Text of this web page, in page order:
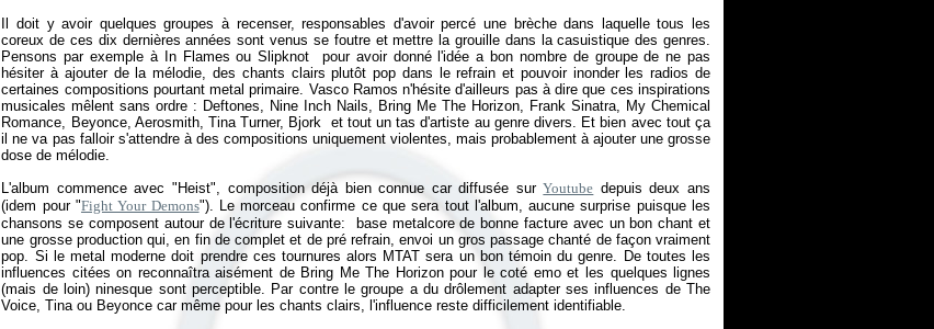
Il doit y avoir quelques groupes à recenser, responsables d'avoir percé une brèche dans laquelle tous les
coreux de ces dix dernières années sont venus se foutre et mettre la grouille dans la casuistique des genres.
Pensons par exemple à In Flames ou Slipknot pour avoir donné l'idée a bon nombre de groupe de ne pas
hésiter à ajouter de la mélodie, des chants clairs plutôt pop dans le refrain et pouvoir inonder les radios de
certaines compositions pourtant metal primaire. Vasco Ramos n'hésite d'ailleurs pas à dire que ces inspirations
musicales mêlent sans ordre : Deftones, Nine Inch Nails, Bring Me The Horizon, Frank Sinatra, My Chemical
Romance, Beyonce, Aerosmith, Tina Turner, Bjork et tout un tas d'artiste au genre divers. Et bien avec tout ça
il ne va pas falloir s'attendre à des compositions uniquement violentes, mais probablement à ajouter une grosse
dose de mélodie.
L'album commence avec "Heist", composition déjà bien connue car diffusée surYoutube depuis deux ans
(idem pour "Fight Your Demons"). Le morceau confirme ce que sera tout l'album, aucune surprise puisque les
chansons se composent autour de l'écriture suivante: base metalcore de bonne facture avec un bon chant et
une grosse production qui, en fin de complet et de pré refrain, envoi un gros passage chanté de façon vraiment
pop. Si le metal moderne doit prendre ces tournures alors MTAT sera un bon témoin du genre. De toutes les
influences citées on reconnaîtra aisément de Bring Me The Horizon pour le coté emo et les quelques lignes
(mais de loin) ninesque sont perceptible. Par contre le groupe a du drôlement adapter ses influences de The
Voice, Tina ou Beyonce car même pour les chants clairs, l'influence reste difficilement identifiable.